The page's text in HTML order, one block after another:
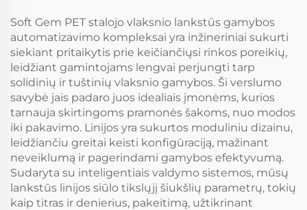
Soft Gem PET stalojo vlaksnio lankstūs gamybos
automatizavimo kompleksai yra inžineriniai sukurti
siekiant pritaikytis prie keičiančiųsi rinkos poreikių,
leidžiant gamintojams lengvai perjungti tarp
solidinių ir tuštinių vlaksnio gamybos. Ši verslumo
savybė jais padaro juos idealiais įmonėms, kurios
tarnauja skirtingoms pramonės šakoms, nuo modos
iki pakavimo. Linijos yra sukurtos moduliniu dizainu,
leidžiančiu greitai keisti konfigūraciją, mažinant
neveiklumą ir pagerindami gamybos efektyvumą.
Sudaryta su inteligentiais valdymo sistemos, mūsų
lankstūs linijos siūlo tikslųjį šiukšlių parametrų, tokių
kaip titras ir denierius, pakeitimą, užtikrinant